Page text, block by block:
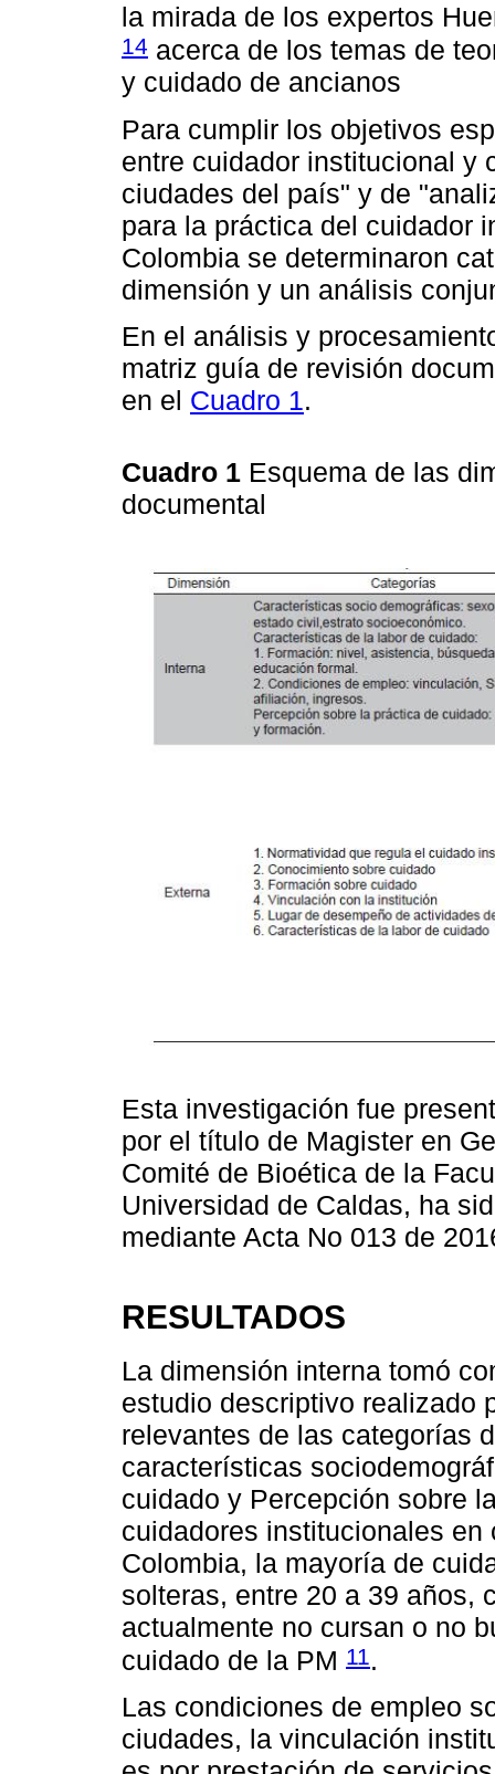
la mirada de los expertos
14 acerca de los temas de
y cuidado de ancianos
Para cumplir los objetivos
entre cuidador institucional y
ciudades del país" y de
para la práctica del cuidador
Colombia se determinaron
dimensión y un análisis
En el análisis y
matriz guía de revisión
en el Cuadro 1.
Cuadro 1 Esquema de las
documental
Esta investigación fue
por el título de Magister en
Comité de Bioética de la
Universidad de Caldas, ha
mediante Acta No 013 de
RESULTADOS
La dimensión interna tomó
estudio descriptivo realizado
relevantes de las categorías
características
cuidado y Percepción sobre
cuidadores institucionales
Colombia, la mayoría de
solteras, entre 20 a 39 años,
actualmente no cursan o no
cuidado de la PM 11.
Las condiciones de empleo
ciudades, la vinculación